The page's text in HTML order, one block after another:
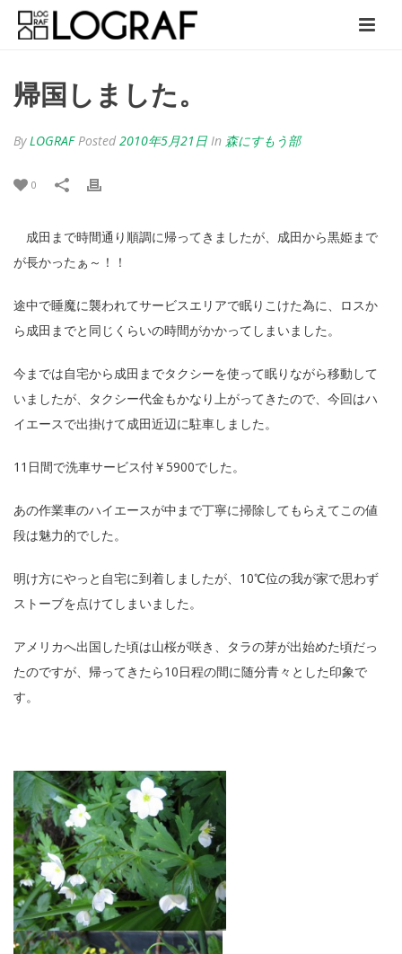
帰国しました。
ByLOGRAF Posted 2010年5月21日 In 森にすもう部
0
成田まで時間通り順調に帰ってきましたが、成田から黒姫まで
が長かったぁ～！！
途中で睡魔に襲われてサービスエリアで眠りこけた為に、ロスか
ら成田までと同じくらいの時間がかかってしまいました。
今までは自宅から成田までタクシーを使って眠りながら移動して
いましたが、タクシー代金もかなり上がってきたので、今回はハ
イエースで出掛けて成田近辺に駐車しました。
11日間で洗車サービス付￥5900でした。
あの作業車のハイエースが中まで丁寧に掃除してもらえてこの値
段は魅力的でした。
明け方にやっと自宅に到着しましたが、10℃位の我が家で思わず
ストーブを点けてしまいました。
アメリカへ出国した頃は山桜が咲き、タラの芽が出始めた頃だっ
たのですが、帰ってきたら10日程の間に随分青々とした印象で
す。